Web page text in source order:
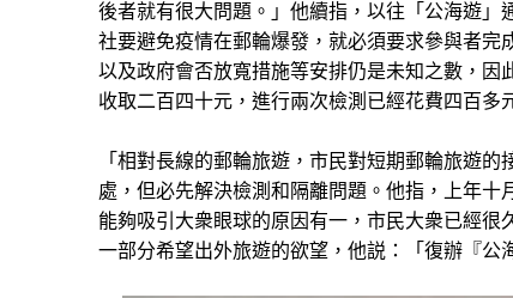
後者就有很大問題。」他續指，以往「公海遊
社要避免疫情在郵輪爆發，就必須要求參與者
以及政府會否放寬措施等安排仍是未知之數，
收取二百四十元，進行兩次檢測已經花費四百多
「相對長線的郵輪旅遊，市民對短期郵輪旅遊
處，但必先解決檢測和隔離問題。他指，上年
能夠吸引大衆眼球的原因有一，市民大衆已經
一部分希望出外旅遊的欲望，他説：「復辦『公